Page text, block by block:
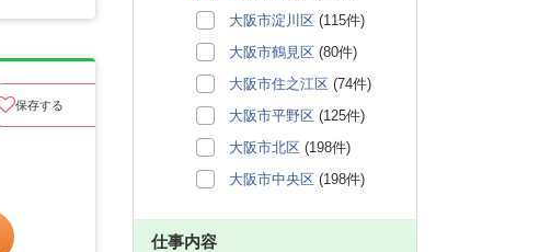
保存する
大阪市淀川区 (115件)
大阪市鶴見区 (80件)
大阪市住之江区 (74件)
大阪市平野区 (125件)
大阪市北区 (198件)
大阪市中央区 (198件)
仕事内容